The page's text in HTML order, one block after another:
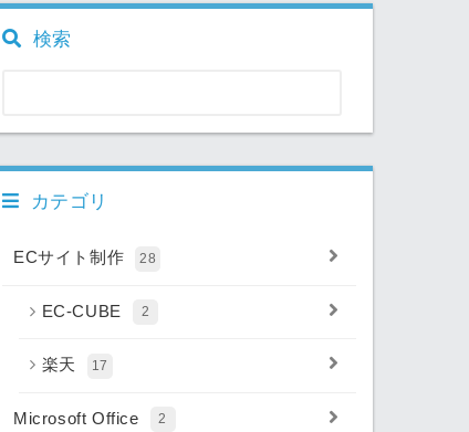
検索
カテゴリ
ECサイト制作 28
EC-CUBE 2
楽天 17
Microsoft Office 2